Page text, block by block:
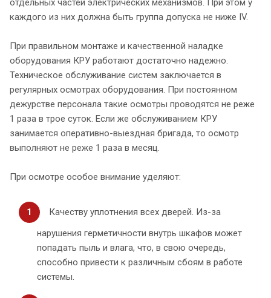
отдельных частей электрических механизмов. При этом у
каждого из них должна быть группа допуска не ниже IV.
При правильном монтаже и качественной наладке
оборудования КРУ работают достаточно надежно.
Техническое обслуживание систем заключается в
регулярных осмотрах оборудования. При постоянном
дежурстве персонала такие осмотры проводятся не реже
1 раза в трое суток. Если же обслуживанием КРУ
занимается оперативно-выездная бригада, то осмотр
выполняют не реже 1 раза в месяц.
При осмотре особое внимание уделяют:
Качеству уплотнения всех дверей. Из-за
нарушения герметичности внутрь шкафов может
попадать пыль и влага, что, в свою очередь,
способно привести к различным сбоям в работе
системы.